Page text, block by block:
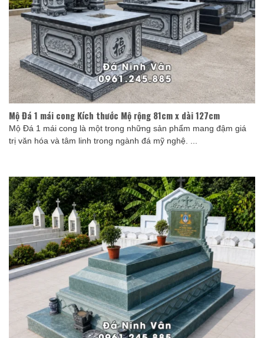
Mộ Đá 1 mái cong Kích thước Mộ rộng 81cm x dài 127cm
Mộ Đá 1 mái cong là một trong những sản phẩm mang đậm giá
trị văn hóa và tâm linh trong ngành đá mỹ nghệ. ...